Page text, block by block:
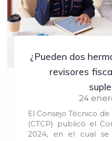
¿Pueden dos
revisores
24
El Consejo Técnico
(CTCP) publicó el
2024, en el cual